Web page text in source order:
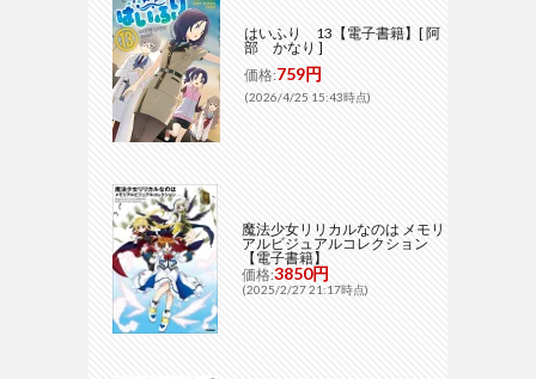
はいふり 13【電子書籍】[ 阿
部 かなり ]
価格:759円
(2026/4/25 15:43時点)
魔法少女リリカルなのは メモリ
アルビジュアルコレクション
【電子書籍】
価格:3850円
(2025/2/27 21:17時点)